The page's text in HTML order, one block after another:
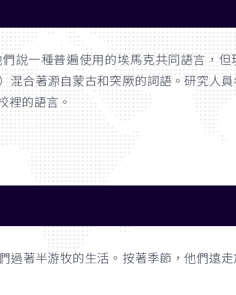
說一種普遍使用的埃馬克共同語言，
混合著源自蒙古和突厥的詞語。研究人
裡的語言。
過著半游牧的生活。按著季節，他們遠